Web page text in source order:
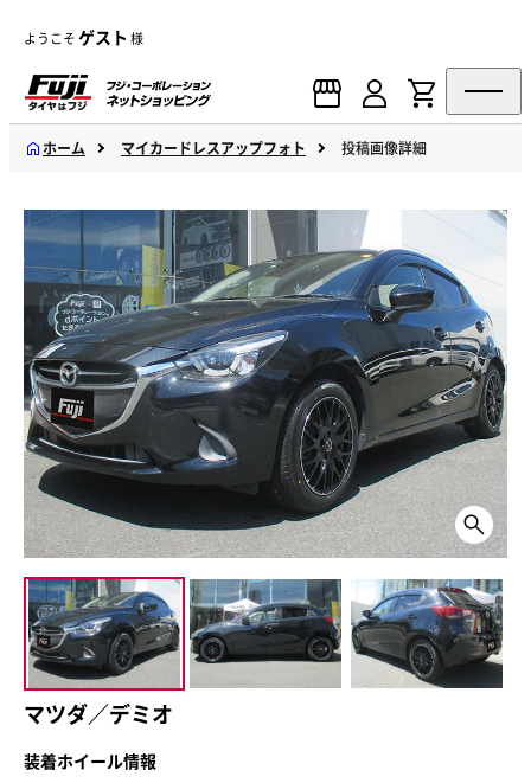
ようこそゲスト 様
ホーム マイカードレスアップフォト 投稿画像詳細
マツダ／デミオ
装着ホイール情報